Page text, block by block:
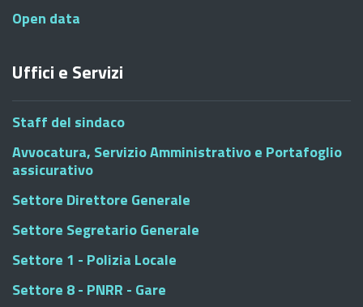
Open data
Uffici e Servizi
Staff del sindaco
Avvocatura, Servizio Amministrativo e Portafoglio
assicurativo
Settore Direttore Generale
Settore Segretario Generale
Settore 1 - Polizia Locale
Settore 8 - PNRR - Gare